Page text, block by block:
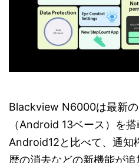
Blackview N6000は最新の
（Android 13ベース）を搭
Android12と比べて、通知
歴の消去などの新機能が